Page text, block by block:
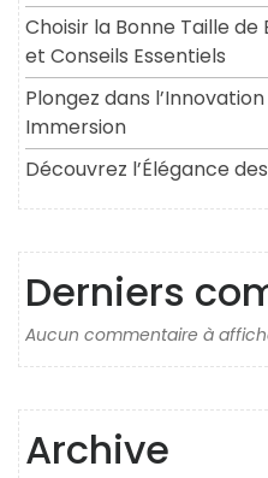
Choisir la Bonne Taille de
et Conseils Essentiels
Plongez dans
Immersion
Découvrez l’Élégance
Derniers
Aucun commentaire à
Archive